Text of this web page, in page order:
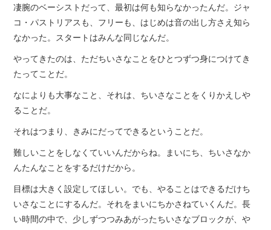
凄腕のベーシストだって、最初は何も知らなかったんだ。ジャ
コ・パストリアスも、フリーも、はじめは音の出し方さえ知ら
なかった。スタートはみんな同じなんだ。
やってきたのは、ただちいさなことをひとつずつ身につけてき
たってことだ。
なによりも大事なこと、それは、ちいさなことをくりかえしや
ることだ。
それはつまり、きみにだってできるということだ。
難しいことをしなくていいんだからね。まいにち、ちいさなか
んたんなことをするだけだから。
目標は大きく設定してほしい。でも、やることはできるだけち
いさなことにするんだ。それをまいにちかさねていくんだ。長
い時間の中で、少しずつつみあがったちいさなブロックが、や